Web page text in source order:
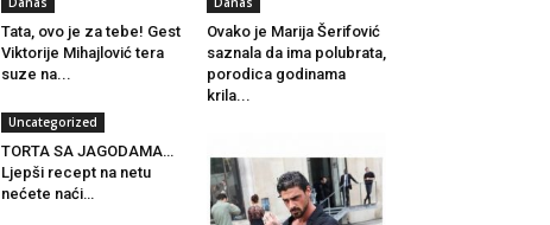
Tata, ovo je za tebe! Gest
Viktorije Mihajlović tera
suze na...
Ovako je Marija Šerifović
saznala da ima polubrata,
porodica godinama
krila...
Uncategorized
TORTA SA JAGODAMA…
Ljepši recept na netu
nećete naći…